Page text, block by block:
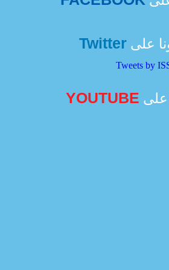
علىTwitter
Tweets by
على YOUTUBE